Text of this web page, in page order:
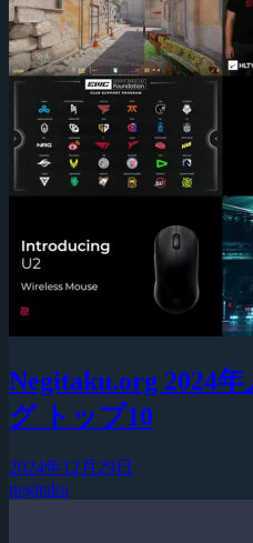
Negitaku.org 2024
グ トップ10
2024年12月29日
negitaku